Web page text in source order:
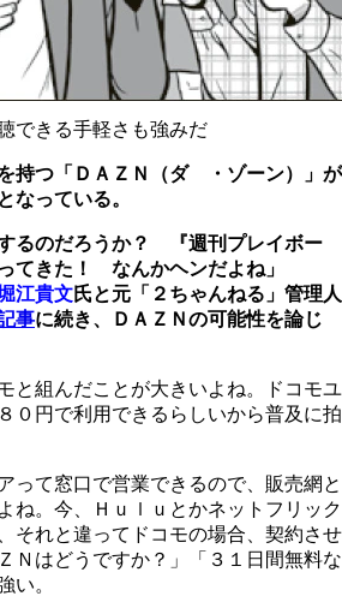
できる手軽さも強みだ
持つ「ＤＡＺＮ（ダ ・ゾーン）」が
なっている。
るのだろうか？ 『週刊プレイボー
てきた！ なんかヘンだよね」
江貴文氏と元「２ちゃんねる」管理人
事に続き、 ＤＡＺＮの可能性を論じ
と組んだことが大きいよね。ドコモユ
０円で利用できるらしいから普及に拍
って窓口で営業できるので、販売網と
ね。今、Ｈｕｌｕとかネットフリック
それと違ってドコモの場合、契約させ
Ｎはどうですか？」「３１日間無料な
い。